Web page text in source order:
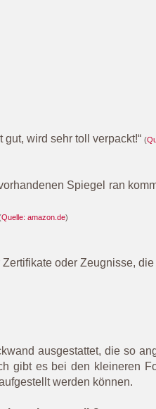
wird sehr toll verpackt!“ (
Spiegel ran
Quelle: amazon.de)
oder Zeugnisse,
ausgestattet, die so
gibt es bei den kleineren
werden können.